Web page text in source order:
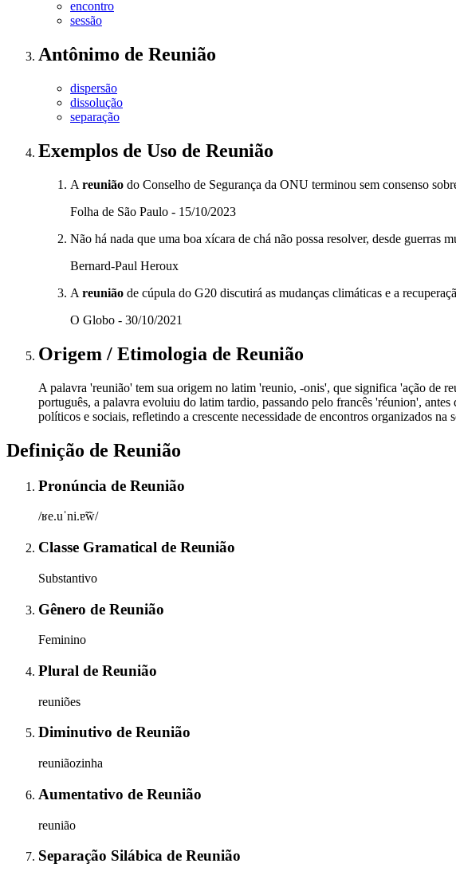
encontro
sessão
Antônimo de Reunião
dispersão
dissolução
separação
Exemplos de Uso de Reunião
A reunião do Conselho de Segurança da ONU terminou sem consenso
Folha de São Paulo - 15/10/2023
Não há nada que uma boa xícara de chá não possa resolver, desde guerras
Bernard-Paul Heroux
A reunião de cúpula do G20 discutirá as mudanças climáticas e a
O Globo - 30/10/2021
Origem / Etimologia de Reunião
A palavra 'reunião' tem sua origem no latim 'reunio, -onis', que significa 'ação de
português, a palavra evoluiu do latim tardio, passando pelo francês 'réunion',
políticos e sociais, refletindo a crescente necessidade de encontros organizados na
Definição de Reunião
Pronúncia de Reunião
/ʁe.uˈni.ɐ̃w̃/
Classe Gramatical de Reunião
Substantivo
Gênero de Reunião
Feminino
Plural de Reunião
reuniões
Diminutivo de Reunião
reuniãozinha
Aumentativo de Reunião
reunião
Separação Silábica de Reunião